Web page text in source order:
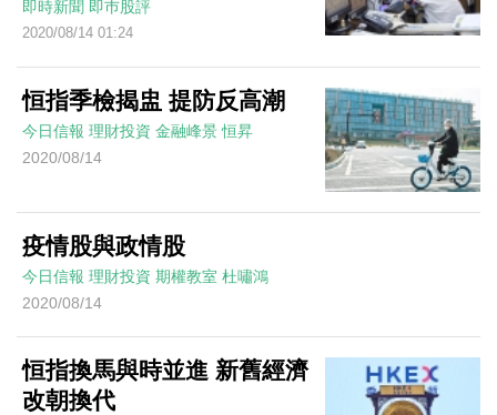
即時新聞 即巿股評
2020/08/14 01:24
恒指季檢揭盅 提防反高潮
今日信報 理財投資 金融峰景 恒昇
2020/08/14
疫情股與政情股
今日信報 理財投資 期權教室 杜嘯鴻
2020/08/14
恒指換馬與時並進 新舊經濟
改朝換代